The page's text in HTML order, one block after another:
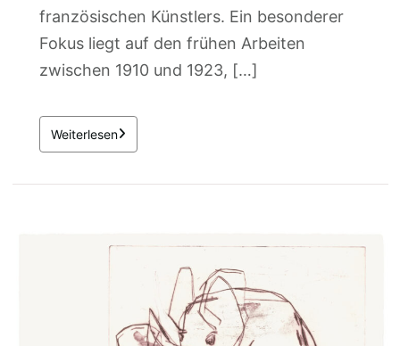
französischen Künstlers. Ein besonderer
Fokus liegt auf den frühen Arbeiten
zwischen 1910 und 1923, […]
Weiterlesen